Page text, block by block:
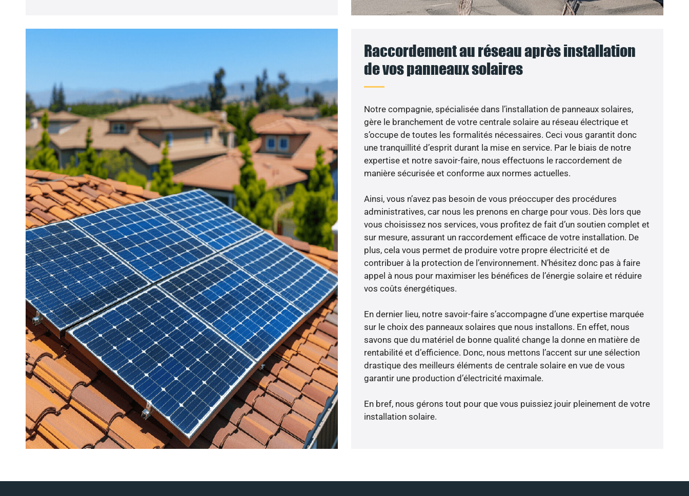
Raccordement au réseau après installation
de vos panneaux solaires
Notre compagnie, spécialisée dans l’installation de panneaux solaires,
gère le branchement de votre centrale solaire au réseau électrique et
s’occupe de toutes les formalités nécessaires. Ceci vous garantit donc
une tranquillité d’esprit durant la mise en service. Par le biais de notre
expertise et notre savoir-faire, nous effectuons le raccordement de
manière sécurisée et conforme aux normes actuelles.
Ainsi, vous n’avez pas besoin de vous préoccuper des procédures
administratives, car nous les prenons en charge pour vous. Dès lors que
vous choisissez nos services, vous profitez de fait d’un soutien complet et
sur mesure, assurant un raccordement efficace de votre installation. De
plus, cela vous permet de produire votre propre électricité et de
contribuer à la protection de l’environnement. N’hésitez donc pas à faire
appel à nous pour maximiser les bénéfices de l’énergie solaire et réduire
vos coûts énergétiques.
En dernier lieu, notre savoir-faire s’accompagne d’une expertise marquée
sur le choix des panneaux solaires que nous installons. En effet, nous
savons que du matériel de bonne qualité change la donne en matière de
rentabilité et d’efficience. Donc, nous mettons l’accent sur une sélection
drastique des meilleurs éléments de centrale solaire en vue de vous
garantir une production d’électricité maximale.
En bref, nous gérons tout pour que vous puissiez jouir pleinement de votre
installation solaire.